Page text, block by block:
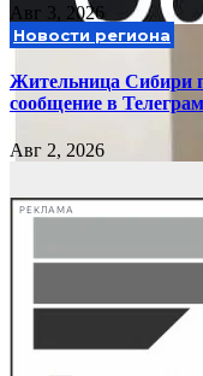
Авг 3, 2026
Новости региона
Жительница Сибири
сообщение в Телеграм
Авг 2, 2026
РЕКЛАМА